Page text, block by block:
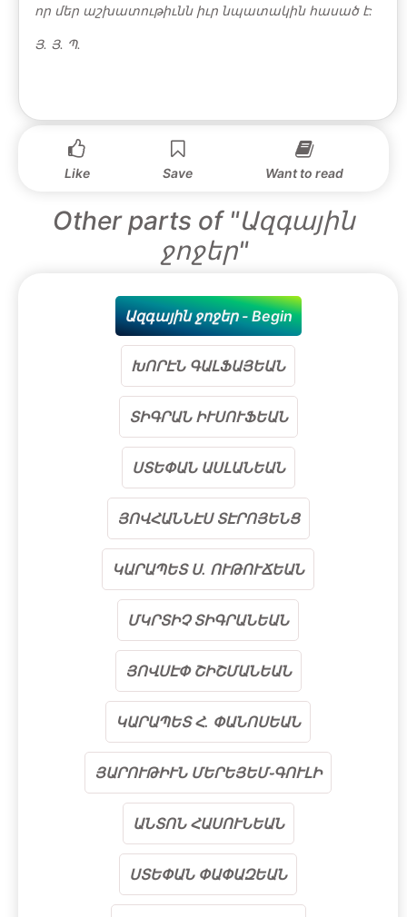
որ մեր աշխատութիւնն իւր նպատակին հասած է:
Յ. Յ. Պ.
Like Save Want to read
Other parts of "Ազգային
ջոջեր"
Ազգային ջոջեր - Begin
ԽՈՐԷՆ ԳԱԼՖԱՅԵԱՆ
ՏԻԳՐԱՆ ԻՒՍՈՒՖԵԱՆ
ՍՏԵՓԱՆ ԱՍԼԱՆԵԱՆ
ՅՈՎՀԱՆՆԷՍ ՏԷՐՈՅԵՆՑ
ԿԱՐԱՊԵՏ Ս. ՈՒԹՈՒՃԵԱՆ
ՄԿՐՏԻՉ ՏԻԳՐԱՆԵԱՆ
ՅՈՎՍԷՓ ՇԻՇՄԱՆԵԱՆ
ԿԱՐԱՊԵՏ Հ. ՓԱՆՈՍԵԱՆ
ՅԱՐՈՒԹԻՒՆ ՄԵՐԵՅԵՄ֊ԳՈՒԼԻ
ԱՆՏՈՆ ՀԱՍՈՒՆԵԱՆ
ՍՏԵՓԱՆ ՓԱՓԱԶԵԱՆ